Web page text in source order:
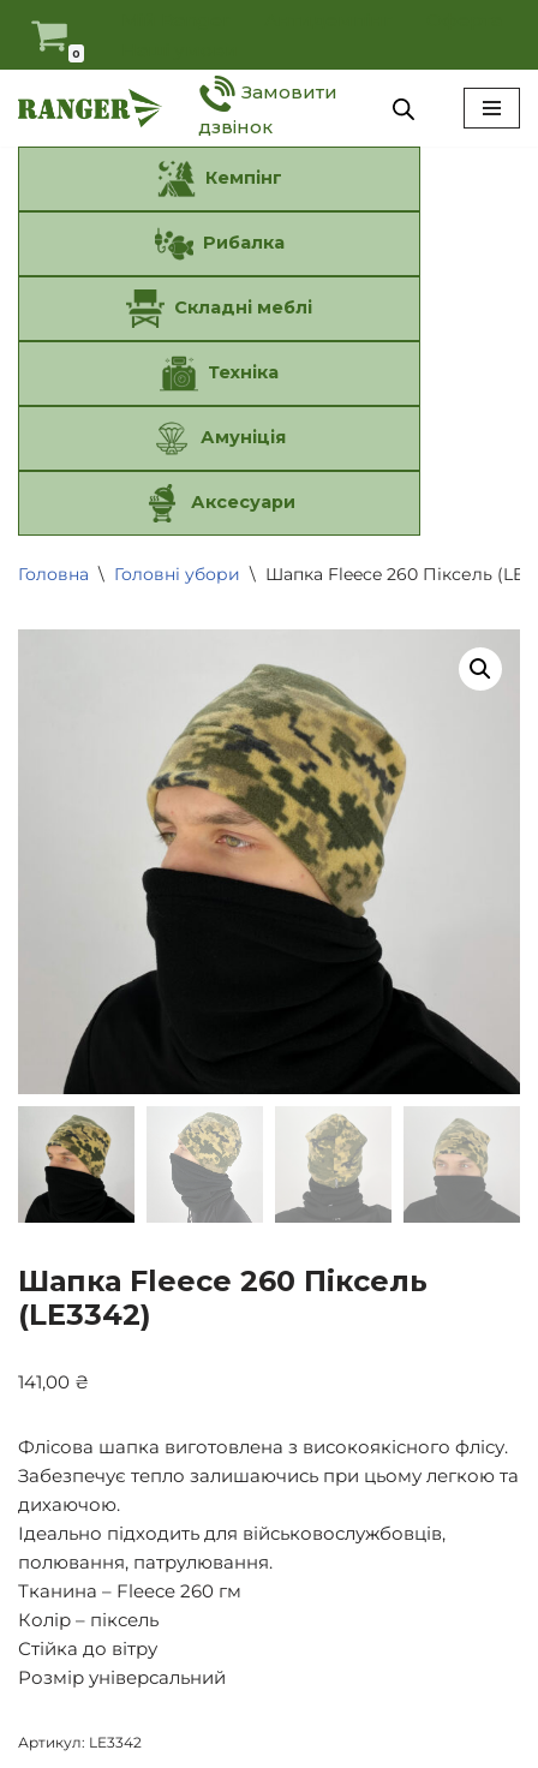
Перейти
до
вмісту
0
Замовити
дзвінок
Кемпінг
Рибалка
Складні меблі
Техніка
Амуніція
Аксесуари
Головна \ Головні убори \ Шапка Fleece 260 Піксель
Шапка Fleece 260 Піксель
(LE3342)
141,00 ₴
Флісова шапка виготовлена з високоякісного флісу.
Забезпечує тепло залишаючись при цьому легкою та
дихаючою.
Ідеально підходить для військовослужбовців,
полювання, патрулювання.
Тканина – Fleece 260 гм
Колір – піксель
Стійка до вітру
Розмір універсальний
Артикул: LE3342